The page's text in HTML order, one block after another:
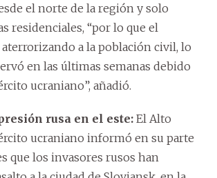
el norte de la región y solo
residenciales, “por lo que el
a la población civil, lo
en las últimas semanas debido
ucraniano”, añadió.
rusa en el este: El Alto
ucraniano informó en su parte
que los invasores rusos han